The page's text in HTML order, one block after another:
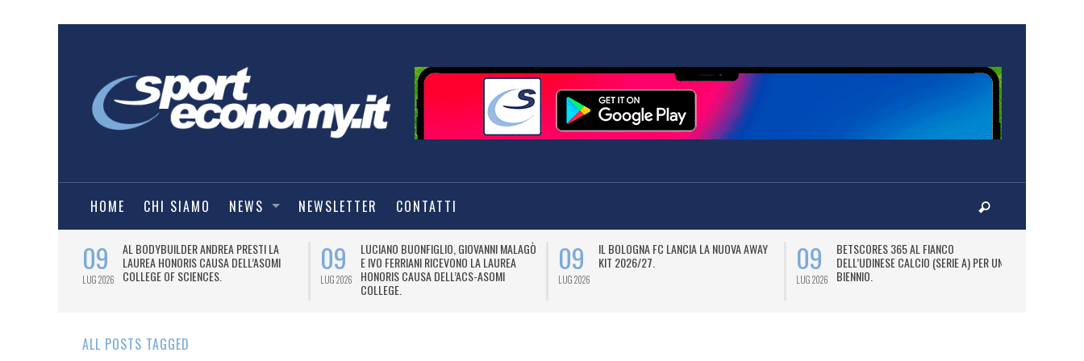
HOME CHI SIAMO NEWS NEWSLETTER CONTATTI
09
LUG 2026
AL BODYBUILDER ANDREA PRESTI LA
LAUREA HONORIS CAUSA DELL’ASOMI
COLLEGE OF SCIENCES.
09
LUG 2026
LUCIANO BUONFIGLIO, GIOVANNI MALAGÒ
E IVO FERRIANI RICEVONO LA LAUREA
HONORIS CAUSA DELL’ACS-ASOMI
COLLEGE.
09
LUG 2026
IL BOLOGNA FC LANCIA LA NUOVA AWAY
KIT 2026/27.
09
LUG 2026
BETSCORES 365 AL FIANCO
DELL’UDINESE CALCIO (SERIE A) PER UN
BIENNIO.
ALL POSTS TAGGED